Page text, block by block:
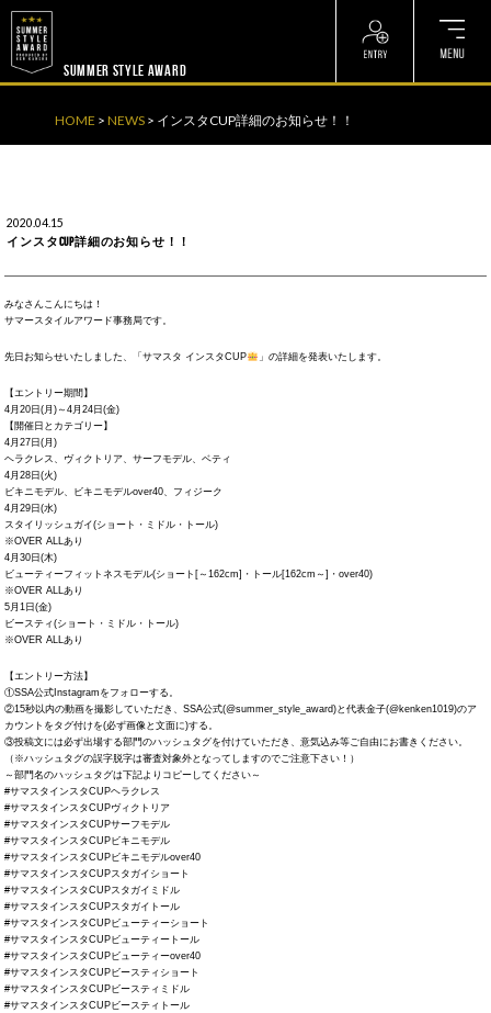
SUMMER STYLE AWARD
HOME > NEWS > インスタCUP詳細のお知らせ！！
2020.04.15
インスタCUP詳細のお知らせ！！
みなさんこんにちは！
サマースタイルアワード事務局です。
先日お知らせいたしました、「サマスタ インスタCUP 」の詳細を発表いたします。
【エントリー期間】
4月20日(月)～4月24日(金)
【開催日とカテゴリー】
4月27日(月)
ヘラクレス、ヴィクトリア、サーフモデル、ベティ
4月28日(火)
ビキニモデル、ビキニモデルover40、フィジーク
4月29日(水)
スタイリッシュガイ(ショート・ミドル・トール)
※OVER ALLあり
4月30日(木)
ビューティーフィットネスモデル(ショート[～162cm]・トール[162cm～]・over40)
※OVER ALLあり
5月1日(金)
ビースティ(ショート・ミドル・トール)
※OVER ALLあり
【エントリー方法】
①SSA公式Instagramをフォローする。
②15秒以内の動画を撮影していただき、SSA公式(@summer_style_award)と代表金子(@kenken1019)のア
カウントをタグ付けを(必ず画像と文面に)する。
③投稿文には必ず出場する部門のハッシュタグを付けていただき、意気込み等ご自由にお書きください。
（※ハッシュタグの誤字脱字は審査対象外となってしますのでご注意下さい！）
～部門名のハッシュタグは下記よりコピーしてください～
#サマスタインスタCUPヘラクレス
#サマスタインスタCUPヴィクトリア
#サマスタインスタCUPサーフモデル
#サマスタインスタCUPビキニモデル
#サマスタインスタCUPビキニモデルover40
#サマスタインスタCUPスタガイショート
#サマスタインスタCUPスタガイミドル
#サマスタインスタCUPスタガイトール
#サマスタインスタCUPビューティーショート
#サマスタインスタCUPビューティートール
#サマスタインスタCUPビューティーover40
#サマスタインスタCUPビースティショート
#サマスタインスタCUPビースティミドル
#サマスタインスタCUPビースティトール